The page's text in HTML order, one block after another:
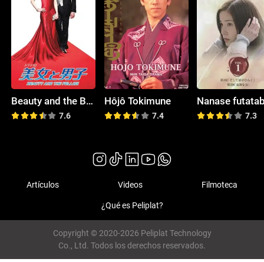
Beauty and the Boy
7.6
Hôjô Tokimune
7.4
Nanase
7.3
Artículos Videos Filmoteca
¿Qué es Peliplat?
Copyright © 2020-2026 Peliplat Technology
Co., Ltd. Todos los derechos reservados.